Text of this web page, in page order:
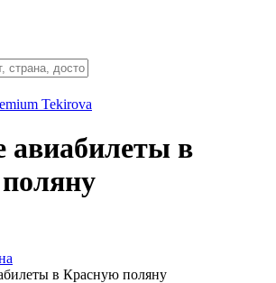
Tekirova
в
в Красную поляну